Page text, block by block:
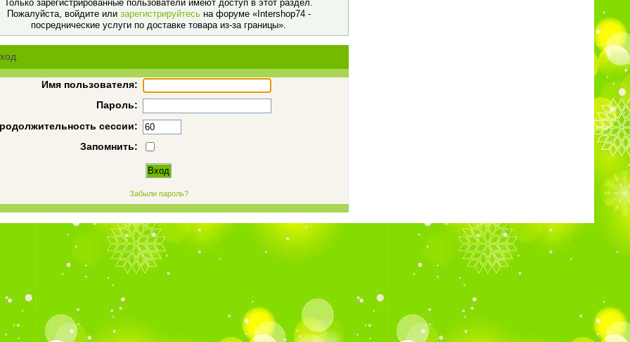
Только зарегистрированные пользователи имеют доступ в этот раздел.
Пожалуйста, войдите или зарегистрируйтесьна форуме «Intershop74 -
посреднические услуги по доставке товара из-за границы».
Имя пользователя:
Пароль:
сессии:
Запомнить:
Забыли пароль?